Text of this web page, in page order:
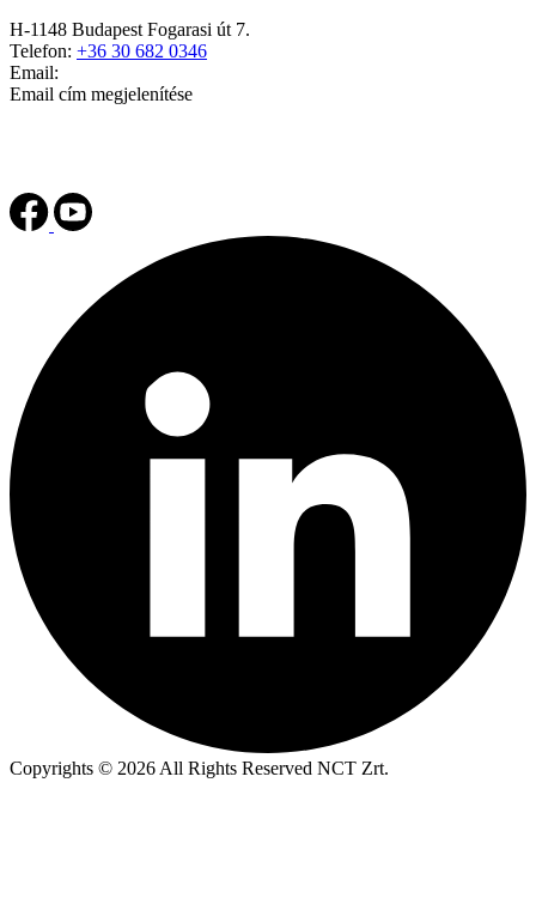
H-1148 Budapest Fogarasi út 7.
Telefon: +36 30 682 0346
Email:
Email cím megjelenítése
Copyrights © 2026 All Rights Reserved NCT Zrt.